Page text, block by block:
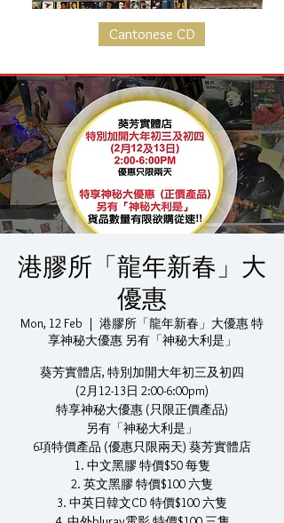
Cantonese CD
港膠所「龍年新春」大
優惠
Mon, 12 Feb
  |
港膠所「龍年新春」大優惠 特
享神秘大優惠 另有「神秘大利是」
葵芳實體店, 特別加開大年初三及初四
(2月12-13日 2:00-6:00pm)
特享神秘大優惠 (只限正價產品)
另有「神秘大利是」
6項特價產品 (優惠只限兩天) 葵芳實體店
1. 中文黑膠 特價$50 每隻
2. 英文黑膠 特價$100 六隻
3. 中英日韓文CD 特價$100 六隻